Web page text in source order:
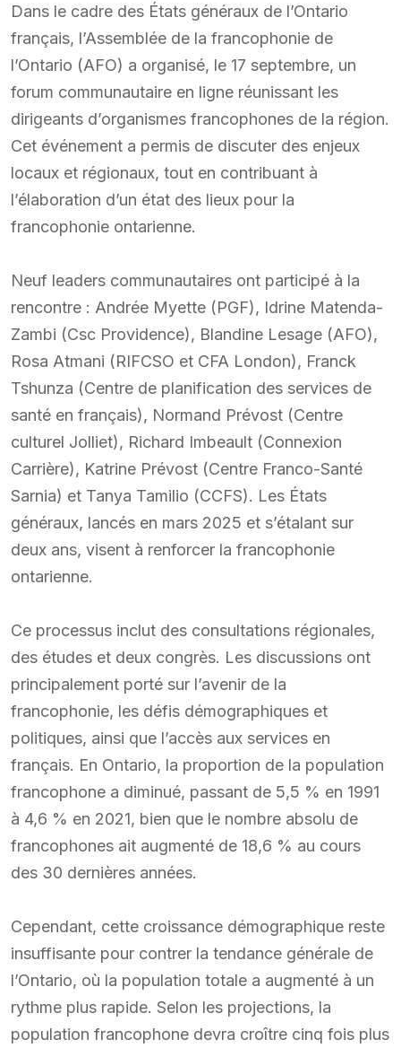
Dans le cadre des États généraux de l’Ontario
français, l’Assemblée de la francophonie de
l’Ontario (AFO) a organisé, le 17 septembre, un
forum communautaire en ligne réunissant les
dirigeants d’organismes francophones de la région.
Cet événement a permis de discuter des enjeux
locaux et régionaux, tout en contribuant à
l’élaboration d’un état des lieux pour la
francophonie ontarienne.
Neuf leaders communautaires ont participé à la
rencontre : Andrée Myette (PGF), Idrine Matenda-
Zambi (Csc Providence), Blandine Lesage (AFO),
Rosa Atmani (RIFCSO et CFA London), Franck
Tshunza (Centre de planification des services de
santé en français), Normand Prévost (Centre
culturel Jolliet), Richard Imbeault (Connexion
Carrière), Katrine Prévost (Centre Franco-Santé
Sarnia) et Tanya Tamilio (CCFS). Les États
généraux, lancés en mars 2025 et s’étalant sur
deux ans, visent à renforcer la francophonie
ontarienne.
Ce processus inclut des consultations régionales,
des études et deux congrès. Les discussions ont
principalement porté sur l’avenir de la
francophonie, les défis démographiques et
politiques, ainsi que l’accès aux services en
français. En Ontario, la proportion de la population
francophone a diminué, passant de 5,5 % en 1991
à 4,6 % en 2021, bien que le nombre absolu de
francophones ait augmenté de 18,6 % au cours
des 30 dernières années.
Cependant, cette croissance démographique reste
insuffisante pour contrer la tendance générale de
l’Ontario, où la population totale a augmenté à un
rythme plus rapide. Selon les projections, la
population francophone devra croître cinq fois plus